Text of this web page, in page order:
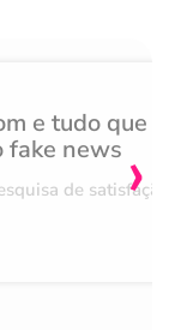
e tudo que
fake news
de satisfação
›